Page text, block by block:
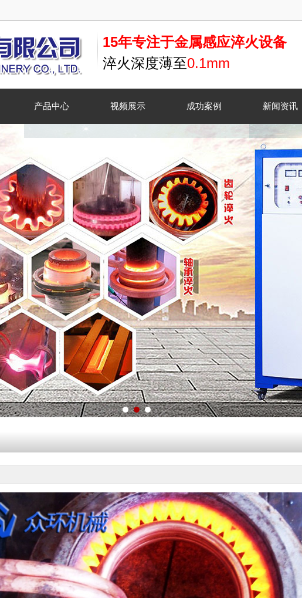
产品中心 视频展示 成功案例 新闻资讯
15年专注于金属感应淬火设备
淬火深度薄至0.1mm